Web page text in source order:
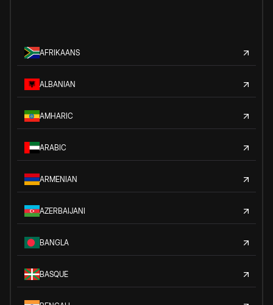
AFRIKAANS
ALBANIAN
AMHARIC
ARABIC
ARMENIAN
AZERBAIJANI
BANGLA
BASQUE